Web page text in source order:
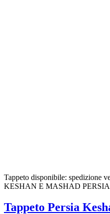
Tappeto disponibile: spedizione
KESHAN E MASHAD PERSIA
Tappeto Persia